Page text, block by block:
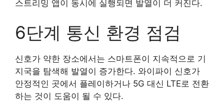
스트리밍 앱이 동시에 실행되면 발열이 더 커진다.
6단계 통신 환경 점검
신호가 약한 장소에서는 스마트폰이 지속적으로 기
지국을 탐색해 발열이 증가한다. 와이파이 신호가
안정적인 곳에서 플레이하거나 5G 대신 LTE로 전환
하는 것이 도움이 될 수 있다.